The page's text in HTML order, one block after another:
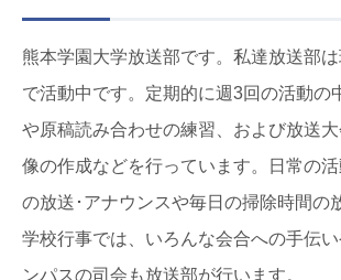
熊本学園大学放送部です。私達放送部
で活動中です。定期的に週3回の活動の
や原稿読み合わせの練習、および放送
像の作成などを行っています。日常の
の放送･アナウンスや毎日の掃除時間の
学校行事では、いろんな会合への手伝
ンパスの司会も放送部が行います。